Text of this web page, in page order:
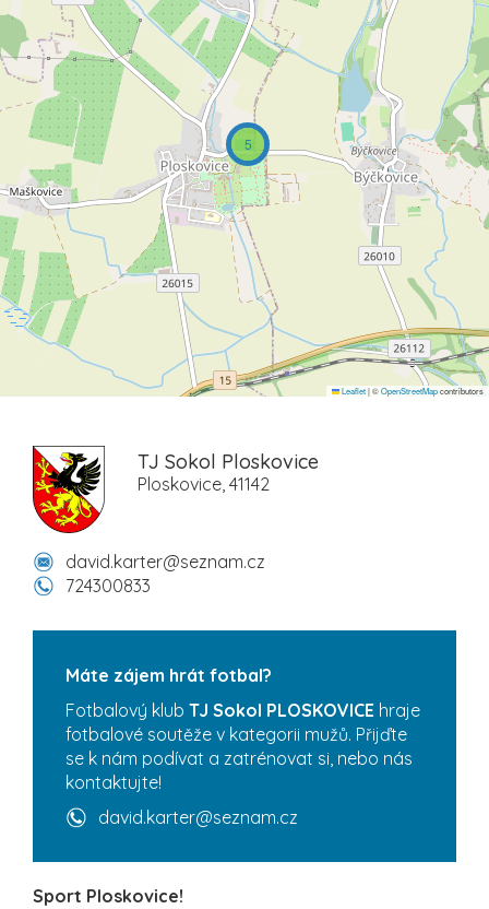
5
Leaflet|©OpenStreetMapcontributors
TJ Sokol Ploskovice
Ploskovice, 41142
david.karter@seznam.cz
724300833
Máte zájem hrát fotbal?
Fotbalový klub TJ Sokol PLOSKOVICE hraje
fotbalové soutěže v kategorii mužů. Přijďte
se k nám podívat a zatrénovat si, nebo nás
kontaktujte!
david.karter@seznam.cz
Sport Ploskovice!